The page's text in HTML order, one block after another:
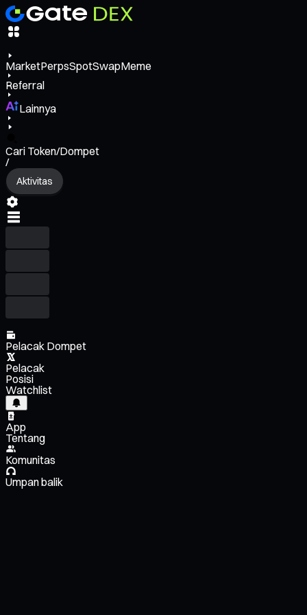
MarketPerpsSpotSwapMeme
Referral
Lainnya
Cari Token/Dompet
/
Aktivitas
Pelacak Dompet
Pelacak
Posisi
Watchlist
App
Tentang
Komunitas
Umpan balik